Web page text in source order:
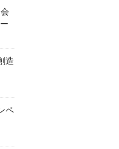
造
ペ